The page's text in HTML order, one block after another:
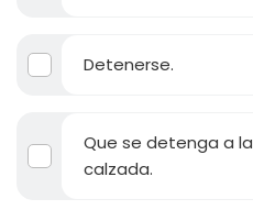
Detenerse.
Que se detenga a
calzada.